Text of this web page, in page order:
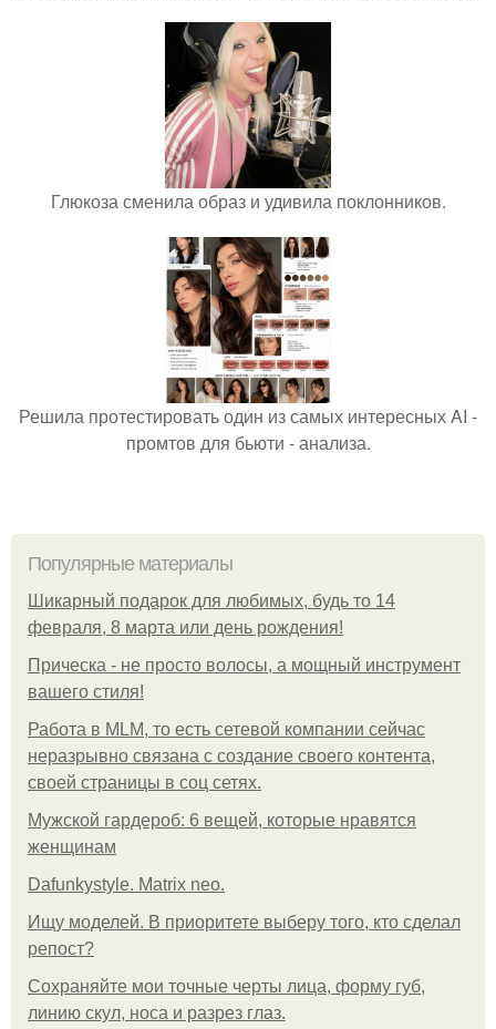
Глюкоза сменила образ и удивила поклонников.
Решила протестировать один из самых интересных AI -
промтов для бьюти - анализа.
Популярные материалы
Шикарный подарок для любимых, будь то 14
февраля, 8 марта или день рождения!
Прическа - не просто волосы, а мощный инструмент
вашего стиля!
Работа в MLM, то есть сетевой компании сейчас
неразрывно связана с создание своего контента,
своей страницы в соц сетях.
Мужской гардероб: 6 вещей, которые нравятся
женщинам
Dafunkystyle. Matrix neo.
Ищу моделей. В приоритете выберу того, кто сделал
репост?
Сохраняйте мои точные черты лица, форму губ,
линию скул, носа и разрез глаз.